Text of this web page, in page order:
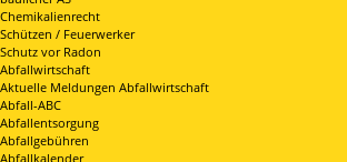
Chemikalienrecht
Schützen / Feuerwerker
Schutz vor Radon
Abfallwirtschaft
Aktuelle Meldungen Abfallwirtschaft
Abfall-ABC
Abfallentsorgung
Abfallgebühren
Abfallkalender